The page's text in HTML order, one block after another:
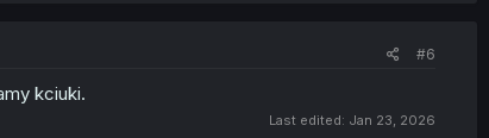
#6
kciuki.
Last edited: Jan 23, 2026